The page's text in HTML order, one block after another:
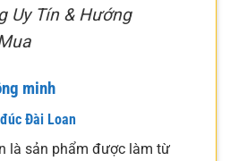
Uy Tín & Hướng
minh
Đài Loan
là sản phẩm được làm từ